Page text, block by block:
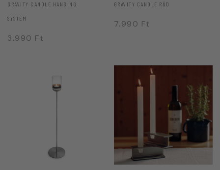
GRAVITY CANDLE HANGING
SYSTEM
3.990 Ft
GRAVITY CANDLE RÚD
7.990 Ft